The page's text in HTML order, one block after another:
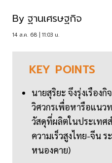
By ฐานเศรษฐกิจ
14 ส.ค. 68 | 11:03 น.
KEY POINTS
นายสุริยะ จึงรุ่งเรือง
วิศวกรเพื่อหารือแนวท
วัสดุที่ผลิตในประเทศ
ความเร็วสูงไทย-จีน
หนองคาย)